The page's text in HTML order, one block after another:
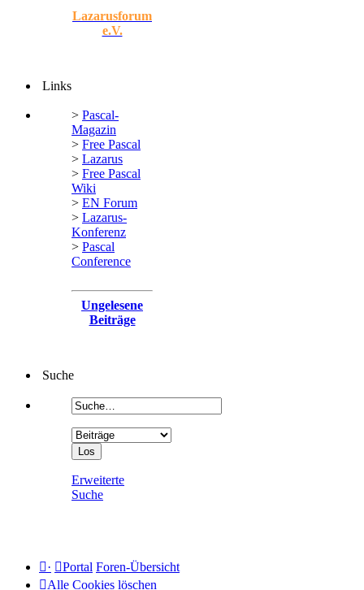
Lazarusforum
e.V.
Links
> Pascal-
Magazin
> Free Pascal
> Lazarus
> Free Pascal
Wiki
> EN Forum
> Lazarus-
Konferenz
> Pascal
Conference
Ungelesene
Beiträge
Suche
Erweiterte
Suche
· Portal Foren-Übersicht
Alle Cookies löschen